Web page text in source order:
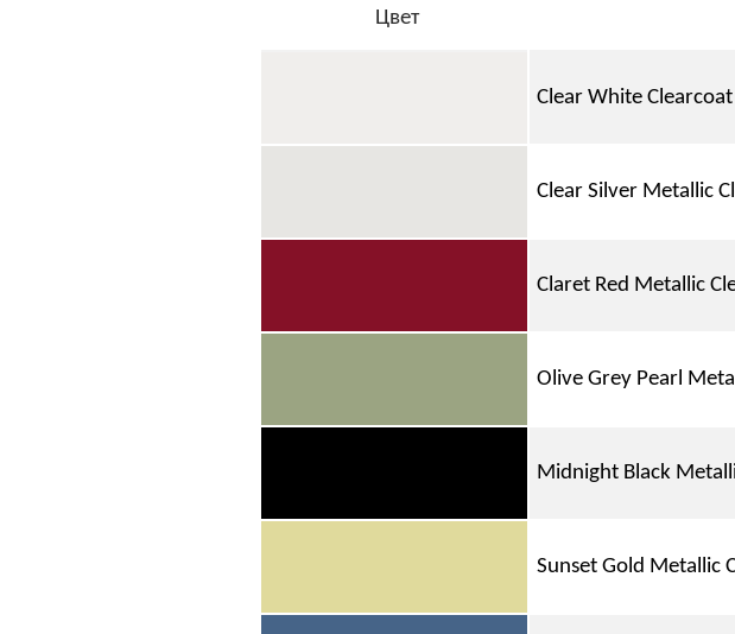
Цвет
Clear White Clearcoat
Clear Silver Metallic
Claret Red Metallic
Olive Grey Pearl
Midnight Black
Sunset Gold Metallic